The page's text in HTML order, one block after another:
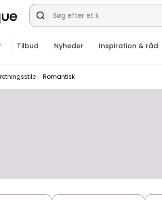
Tilbud Nyheder Inspiration & råd
Romantisk